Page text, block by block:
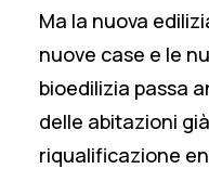
Ma la nuova
nuove case e le
bioedilizia passa
delle abitazioni
riqualificazione